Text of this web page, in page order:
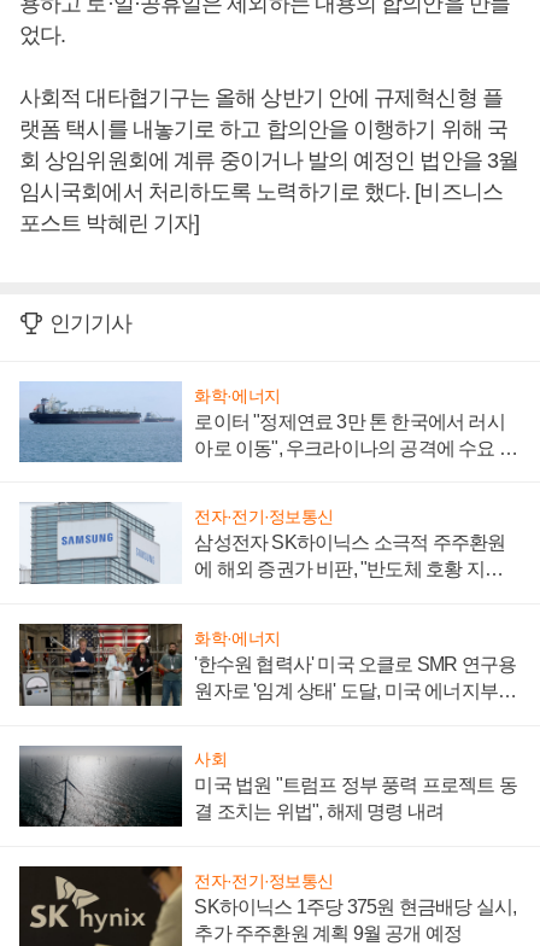
었다.
사회적 대타협기구는 올해 상반기 안에 규제혁신형 플
랫폼 택시를 내놓기로 하고 합의안을 이행하기 위해 국
회 상임위원회에 계류 중이거나 발의 예정인 법안을 3월
임시국회에서 처리하도록 노력하기로 했다. [비즈니스
포스트 박혜린 기자]
인기기사
화학·에너지
로이터 "정제연료 3만 톤 한국에서 러시
아로 이동", 우크라이나의 공격에 수요 늘
전자·전기·정보통신
삼성전자 SK하이닉스 소극적 주주환원
에 해외 증권가 비판, "반도체 호황 지속
화학·에너지
'한수원 협력사' 미국 오클로 SMR 연구용
원자로 '임계 상태' 도달, 미국 에너지부
사회
미국 법원 "트럼프 정부 풍력 프로젝트 동
결 조치는 위법", 해제 명령 내려
전자·전기·정보통신
SK하이닉스 1주당 375원 현금배당 실시,
추가 주주환원 계획 9월 공개 예정